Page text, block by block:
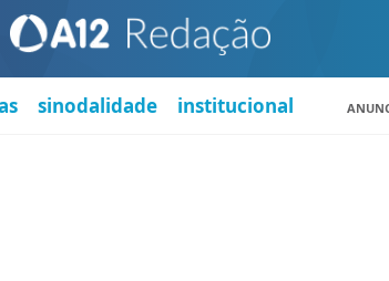
sinodalidade institucional